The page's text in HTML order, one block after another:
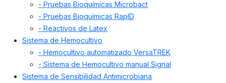
- Pruebas Bioquímicas Microbact
- Pruebas Bioquímicas RapID
- Reactivos de Latex
Sistema de Hemocultivo
- Hemocultivo automatizado VersaTREK
- Sistema de Hemocultivo manual Signal
Sistema de Sensibilidad Antimicrobiana